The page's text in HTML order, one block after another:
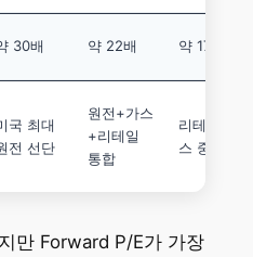
30배 약 22배 약 17배
국 최대
전 선단
원전+가스
+리테일
통합
리테일+가
스 중심
만 Forward P/E가 가장